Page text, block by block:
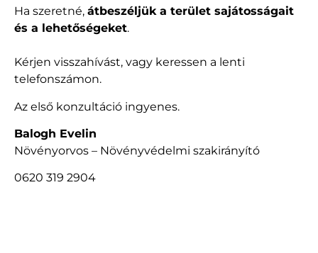
Ha szeretné, átbeszéljük a terület sajátosságait
és a lehetőségeket.
Kérjen visszahívást, vagy keressen a lenti
telefonszámon.
Az első konzultáció ingyenes.
Balogh Evelin
Növényorvos – Növényvédelmi szakirányító
0620 319 2904